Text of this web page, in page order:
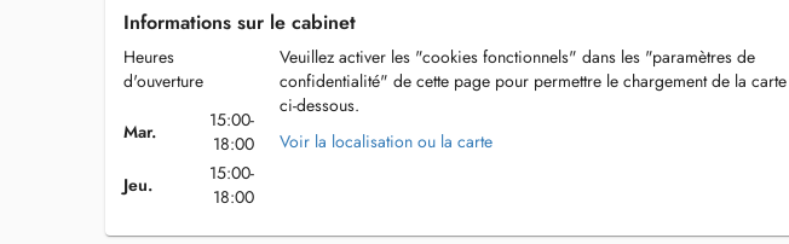
Informations sur le cabinet
Heures
d'ouverture
Mar.
15:00-
18:00
Jeu.
15:00-
18:00
Veuillez activer les "cookies fonctionnels" dans les "paramètres de
confidentialité" de cette page pour permettre le chargement de la carte
ci-dessous.
Voir la localisation ou la carte